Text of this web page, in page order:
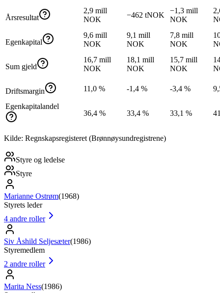
Årsresultat
2,9 mill
NOK
−462 tNOK
−1,3 mill
NOK
Egenkapital
9,6 mill
NOK
9,1 mill
NOK
7,8 mill
NOK
Sum gjeld
16,7 mill
NOK
18,1 mill
NOK
15,7 mill
NOK
Driftsmargin 11,0 % -1,4 % -3,4 %
Egenkapitalandel
36,4 %
33,4 % 33,1 %
Kilde: Regnskapsregisteret (Brønnøysundregistrene)
Styre og ledelse
Styre
Marianne Ostrøm(1968)
Styrets leder
4 andre roller
Siv Åshild Seljesæter(1986)
Styremedlem
2 andre roller
Marita Ness(1986)